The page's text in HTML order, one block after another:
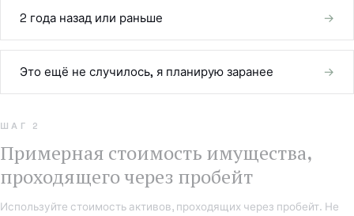
Контакты
Поиск
EN
2 года назад или раньше →
Это ещё не случилось, я планирую заранее →
ШАГ 2
Примерная стоимость имущества,
проходящего через пробейт
Используйте стоимость активов, проходящих через пробейт. Не